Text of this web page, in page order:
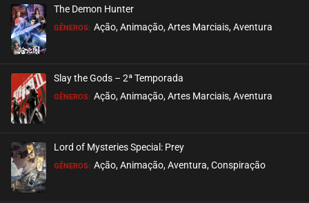
EPISÓDIO 14
EPISÓDIO 13
EPISÓDIO 12
The Demon Hunter
GÊNEROS: Ação, Animação, Artes Marciais, Aventura
Slay the Gods – 2ª Temporada
GÊNEROS: Ação, Animação, Artes Marciais, Aventura
Lord of Mysteries Special: Prey
GÊNEROS: Ação, Animação, Aventura, Conspiração